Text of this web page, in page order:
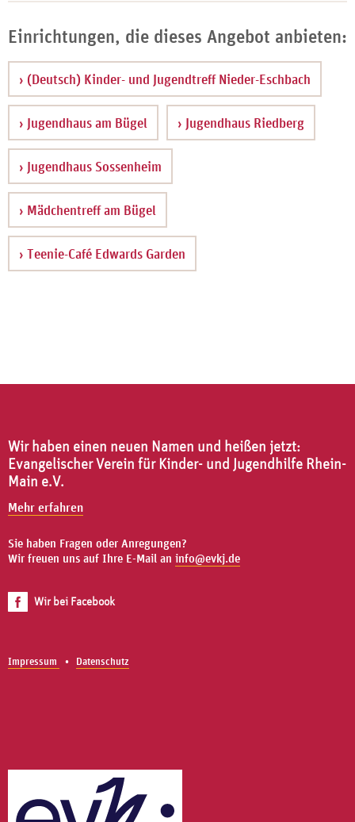
Einrichtungen, die dieses Angebot anbieten:
› (Deutsch) Kinder- und Jugendtreff Nieder-Eschbach
› Jugendhaus am Bügel › Jugendhaus Riedberg
› Jugendhaus Sossenheim
› Mädchentreff am Bügel
› Teenie-Café Edwards Garden
Wir haben einen neuen Namen und heißen jetzt:
Evangelischer Verein für Kinder- und Jugendhilfe Rhein-
Main e.V.
Mehr erfahren
Sie haben Fragen oder Anregungen?
Wir freuen uns auf Ihre E-Mail an info@evkj.de
Wir bei Facebook
Impressum Datenschutz